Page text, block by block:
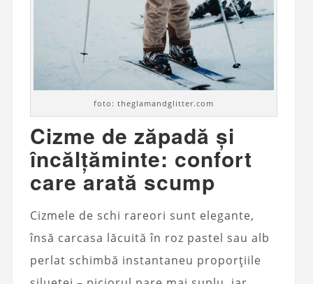
foto: theglamandglitter.com
Cizme de zăpadă și
încălțăminte: confort
care arată scump
Cizmele de schi rareori sunt elegante,
însă carcasa lăcuită în roz pastel sau alb
perlat schimbă instantaneu proporțiile